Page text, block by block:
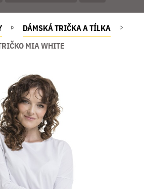
DÁMSKÁ TRIČKA A TÍLKA
MIA WHITE